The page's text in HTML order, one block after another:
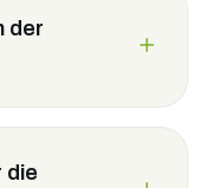
der
die